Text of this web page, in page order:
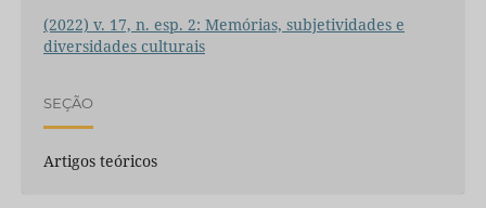
(2022) v. 17, n. esp. 2: Memórias, subjetividades e
diversidades culturais
SEÇÃO
Artigos teóricos